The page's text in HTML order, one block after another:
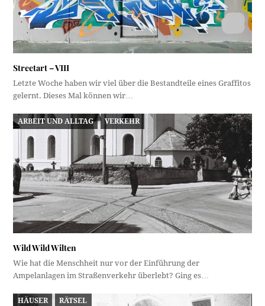
Streetart – VIII
Letzte Woche haben wir viel über die Bestandteile eines Graffitos
gelernt. Dieses Mal können wir…
ARBEIT UND ALLTAG VERKEHR
Wild Wild Wilten
Wie hat die Menschheit nur vor der Einführung der
Ampelanlagen im Straßenverkehr überlebt? Ging es…
HÄUSER RÄTSEL